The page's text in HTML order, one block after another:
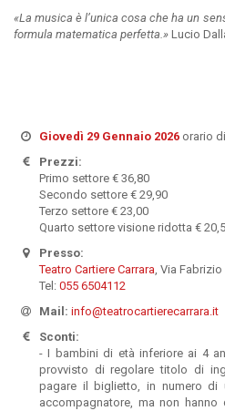
«La musica è l’unica cosa che ha un
formula matematica perfetta.» Lucio
Giovedì 29 Gennaio 2026orario
Prezzi:
Primo settore € 36,80
Secondo settore € 29,90
Terzo settore € 23,00
Quarto settore visione ridotta €
Presso:
Teatro Cartiere Carrara, Via
Tel: 055 6504112
Mail: info@teatrocartierecarrara.it
Sconti:
- I bambini di età inferiore ai 4
provvisto di regolare titolo di
pagare il biglietto, in numero
accompagnatore, ma non